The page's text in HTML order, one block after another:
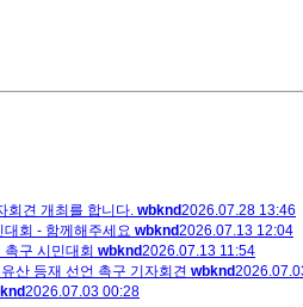
회견 개최를 합니다. wbknd2026.07.28 13:46
회 - 함께해주세요 wbknd2026.07.13 12:04
구 시민대회 wbknd2026.07.13 11:54
산 등재 선언 촉구 기자회견 wbknd
2026.07.03 00:28